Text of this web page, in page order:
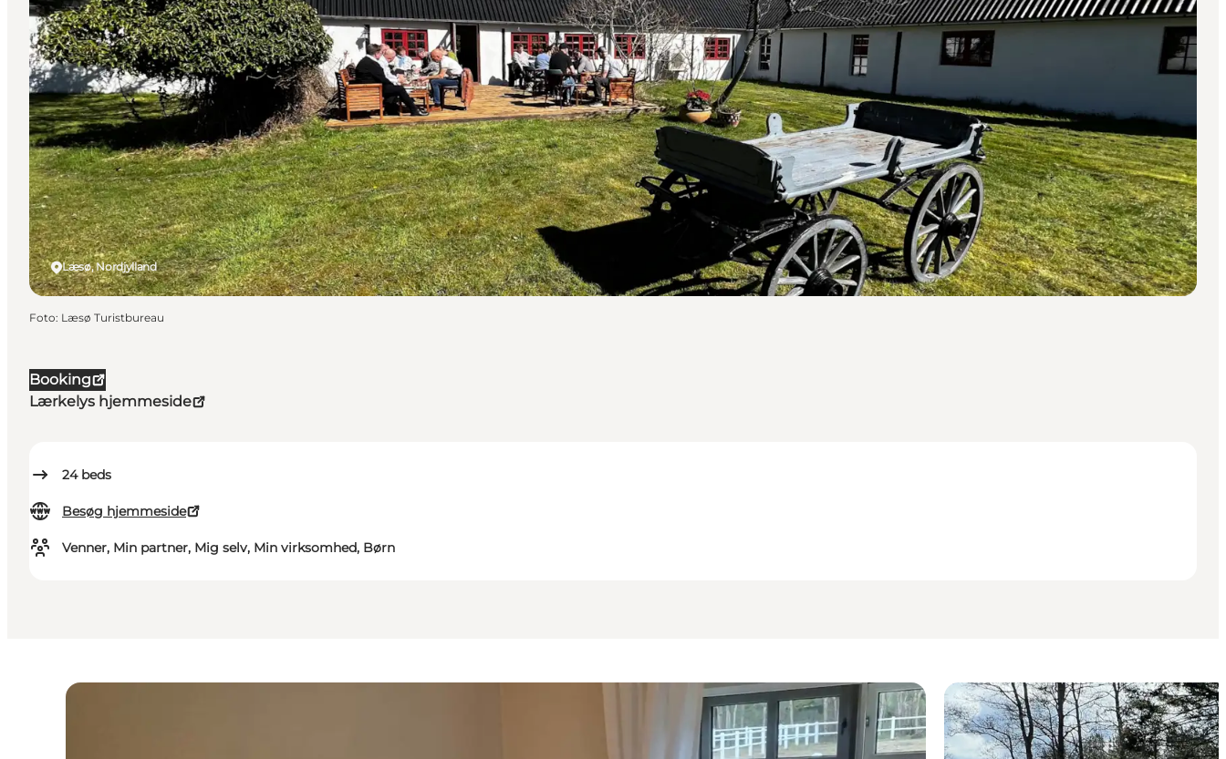
Booking
Lærkelys hjemmeside
24 beds
Besøg hjemmeside
Venner, Min partner, Mig selv, Min virksomhed, Børn
Læsø, Nordjylland
Foto: Læsø Turistbureau